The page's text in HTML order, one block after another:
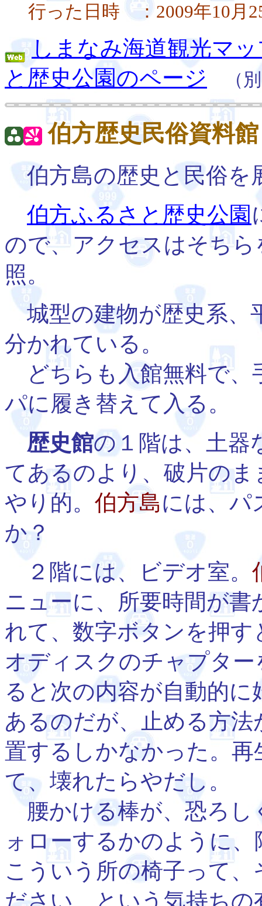
行った日時 ：2009年10月
しまなみ海道観光マ
と歴史公園のページ
（別
伯方歴史民俗資料館
伯方島の歴史と民俗を
伯方ふるさと歴史公園
ので、アクセスはそちら
照。
城型の建物が歴史系、
分かれている。
どちらも入館無料で、
パに履き替えて入る。
歴史館の１階は、土器
てあるのより、破片の
やり的。 伯方島には、パ
か？
２階には、ビデオ室。
ニューに、所要時間が
れて、数字ボタンを押
オディスクのチャプタ
ると次の内容が自動的
あるのだが、止める方
置するしかなかった。
て、壊れたらやだし。
腰かける棒が、恐ろし
ォローするかのように
こういう所の椅子って
ださい、という気持ち